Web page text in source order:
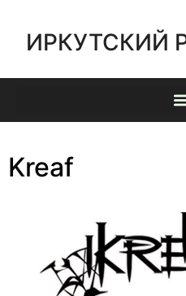
ИРКУТСКИЙ
Kreaf